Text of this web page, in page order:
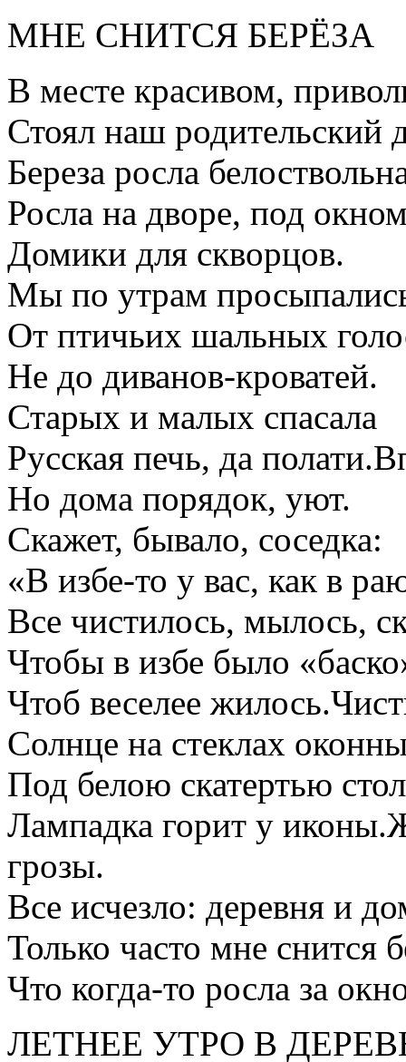
МНЕ СНИТСЯ БЕРЁЗА
В месте красивом,
Стоял наш родительский
Береза росла
Росла на дворе, под
Домики для скворцов.
Мы по утрам
От птичьих шальных
Не до диванов-кроватей.
Старых и малых спасала
Русская печь, да
Но дома порядок, уют.
Скажет, бывало, соседка:
«В избе-то у вас, как в
Все чистилось, мылось,
Чтобы в избе было
Чтоб веселее
Солнце на стеклах
Под белою скатертью
Лампадка горит у
грозы.
Все исчезло: деревня и
Только часто мне снится
Что когда-то росла за
ЛЕТНЕЕ УТРО В